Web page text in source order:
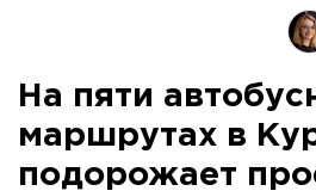
На пяти
маршрутах в
подорожает